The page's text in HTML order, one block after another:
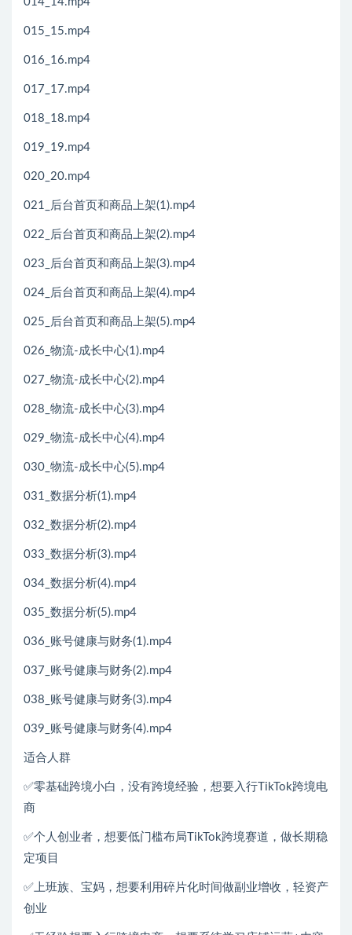
015_15.mp4
016_16.mp4
017_17.mp4
018_18.mp4
019_19.mp4
020_20.mp4
021_后台首页和商品上架(1).mp4
022_后台首页和商品上架(2).mp4
023_后台首页和商品上架(3).mp4
024_后台首页和商品上架(4).mp4
025_后台首页和商品上架(5).mp4
026_物流-成长中心(1).mp4
027_物流-成长中心(2).mp4
028_物流-成长中心(3).mp4
029_物流-成长中心(4).mp4
030_物流-成长中心(5).mp4
031_数据分析(1).mp4
032_数据分析(2).mp4
033_数据分析(3).mp4
034_数据分析(4).mp4
035_数据分析(5).mp4
036_账号健康与财务(1).mp4
037_账号健康与财务(2).mp4
038_账号健康与财务(3).mp4
039_账号健康与财务(4).mp4
适合人群
✅零基础跨境小白，没有跨境经验，想要入行TikTok跨境电
商
✅个人创业者，想要低门槛布局TikTok跨境赛道，做长期稳
定项目
✅上班族、宝妈，想要利用碎片化时间做副业增收，轻资产
创业